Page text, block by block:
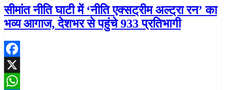
सीमांत नीति घाटी में ‘नीति एक्सट्रीम अल्ट्रा रन’ का
भव्य आगाज, देशभर से पहुंचे 933 प्रतिभागी
Facebook
X